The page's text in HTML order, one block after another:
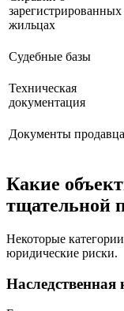
зарегистрированных
жильцах
Судебные базы
Техническая
документация
Документы продавца
Какие
тщательной
Некоторые
юридические риски.
Наследственная